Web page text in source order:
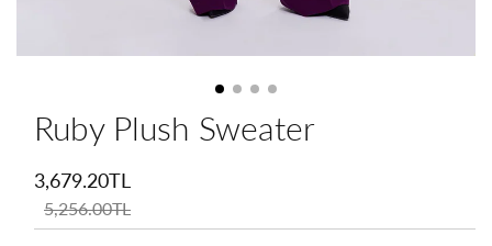
Ruby Plush Sweater
3,679.20TL
Normal
5,256.00TL